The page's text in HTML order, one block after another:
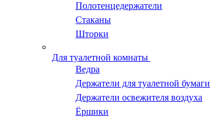
Полотенцедержатели
Стаканы
Шторки
Для туалетной комнаты
Ведра
Держатели для туалетной бумаги
Держатели освежителя воздуха
Ёршики